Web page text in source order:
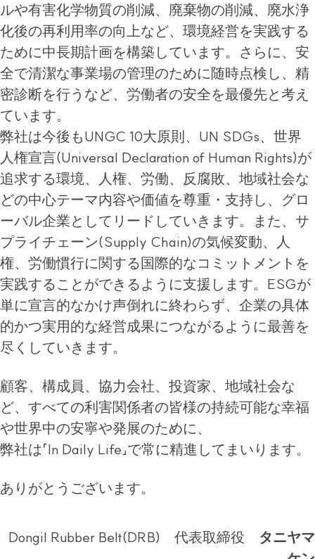
ルや有害化学物質の削減、廃棄物の削減、廃水浄
化後の再利用率の向上など、環境経営を実践する
ために中長期計画を構築しています。さらに、安
全で清潔な事業場の管理のために随時点検し、精
密診断を行うなど、労働者の安全を最優先と考え
ています。
弊社は今後もUNGC 10大原則、UN SDGs、世界
人権宣言(Universal Declaration of Human Rights)が
追求する環境、人権、労働、反腐敗、地域社会な
どの中心テーマ内容や価値を尊重・支持し、グロ
ーバル企業としてリードしていきます。また、サ
プライチェーン(Supply Chain)の気候変動、人
権、労働慣行に関する国際的なコミットメントを
実践することができるように支援します。ESGが
単に宣言的なかけ声倒れに終わらず、企業の具体
的かつ実用的な経営成果につながるように最善を
尽くしていきます。
顧客、構成員、協力会社、投資家、地域社会な
ど、すべての利害関係者の皆様の持続可能な幸福
や世界中の安寧や発展のために、
弊社は「In Daily Life」で常に精進してまいります。
ありがとうございます。
Dongil Rubber Belt(DRB) 代表取締役 タニヤマ